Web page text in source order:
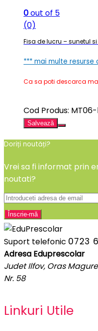
0out of 5
(0)
Fisa de lucru – sunetul si
*** mai multe resurse
Ca sa poti descarca
Cod Produs:
Salvează
Doriți noutăți?
Vrei sa fi informat prin
noutati?
Suport telefonic 0723
Adresa Eduprescolar
Judet Ilfov, Oras
Nr. 58
Linkuri Utile